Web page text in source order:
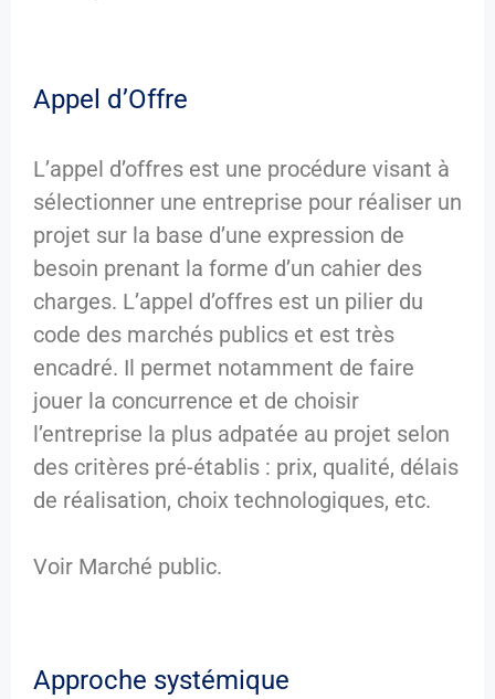
Appel d’Offre
L’appel d’offres est une procédure visant à
sélectionner une entreprise pour réaliser un
projet sur la base d’une expression de
besoin prenant la forme d’un cahier des
charges. L’appel d’offres est un pilier du
code des marchés publics et est très
encadré. Il permet notamment de faire
jouer la concurrence et de choisir
l’entreprise la plus adpatée au projet selon
des critères pré-établis : prix, qualité, délais
de réalisation, choix technologiques, etc.
Voir Marché public.
Approche systémique